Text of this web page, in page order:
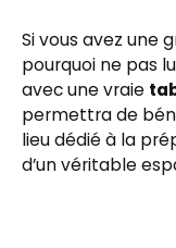
Si vous avez une
pourquoi ne pas
avec une vraie
permettra de
lieu dédié à la
d’un véritable